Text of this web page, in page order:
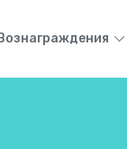
Вознаграждения